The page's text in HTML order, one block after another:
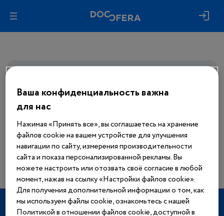
ко всем материалам сайта
Еще нет аккаунта?
Зарегистрироваться
ТЕРАПЕВТИЧЕСКИЕ НАПРАВЛЕНИЯ
Ваша конфиденциальность важна
для нас
Нажимая «Принять все», вы соглашаетесь на хранение
файлов cookie на вашем устройстве для улучшения
навигации по сайту, измерения производительности
сайта и показа персонализированной рекламы. Вы
можете настроить или отозвать своё согласие в любой
момент, нажав на ссылку «Настройки файлов cookie».
Для получения дополнительной информации о том, как
мы используем файлы cookie, ознакомьтесь с нашей
Политикой в отношении файлов cookie, доступной в